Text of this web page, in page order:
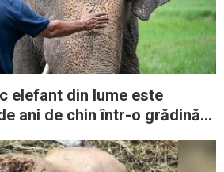
elefant din lume este
ani de chin într-o grădină